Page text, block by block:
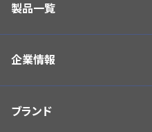
製品一覧
企業情報
ブランド